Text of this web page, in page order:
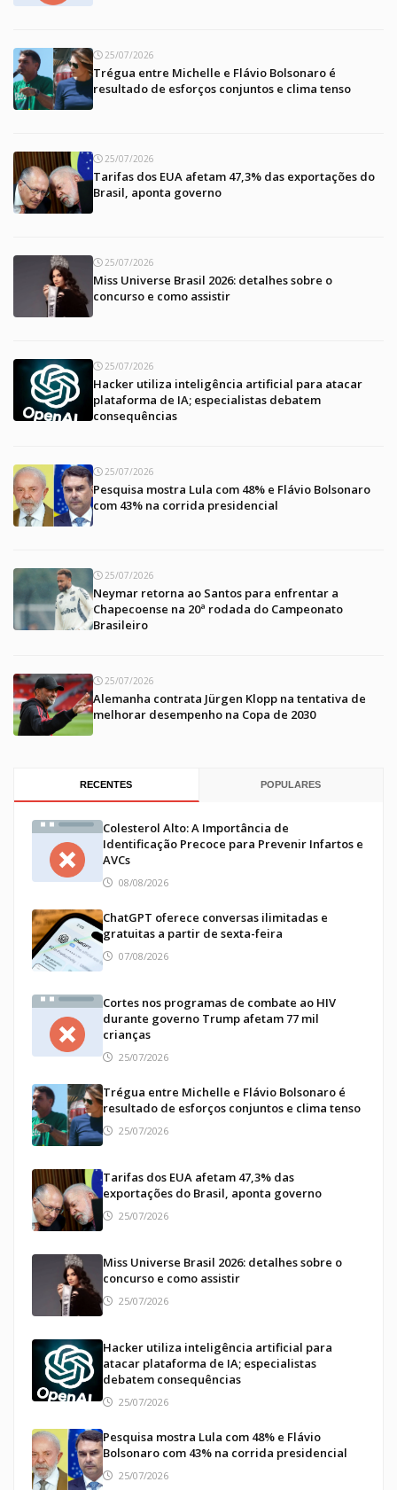
25/07/2026
Trégua entre Michelle e Flávio Bolsonaro é
resultado de esforços conjuntos e clima tenso
25/07/2026
Tarifas dos EUA afetam 47,3% das exportações do
Brasil, aponta governo
25/07/2026
Miss Universe Brasil 2026: detalhes sobre o
concurso e como assistir
25/07/2026
Hacker utiliza inteligência artificial para atacar
plataforma de IA; especialistas debatem
consequências
25/07/2026
Pesquisa mostra Lula com 48% e Flávio Bolsonaro
com 43% na corrida presidencial
25/07/2026
Neymar retorna ao Santos para enfrentar a
Chapecoense na 20ª rodada do Campeonato
Brasileiro
25/07/2026
Alemanha contrata Jürgen Klopp na tentativa de
melhorar desempenho na Copa de 2030
RECENTES POPULARES
Colesterol Alto: A Importância de
Identificação Precoce para Prevenir Infartos e
AVCs
08/08/2026
ChatGPT oferece conversas ilimitadas e
gratuitas a partir de sexta-feira
07/08/2026
Cortes nos programas de combate ao HIV
durante governo Trump afetam 77 mil
crianças
25/07/2026
Trégua entre Michelle e Flávio Bolsonaro é
resultado de esforços conjuntos e clima tenso
25/07/2026
Tarifas dos EUA afetam 47,3% das
exportações do Brasil, aponta governo
25/07/2026
Miss Universe Brasil 2026: detalhes sobre o
concurso e como assistir
25/07/2026
Hacker utiliza inteligência artificial para
atacar plataforma de IA; especialistas
debatem consequências
25/07/2026
Pesquisa mostra Lula com 48% e Flávio
Bolsonaro com 43% na corrida presidencial
25/07/2026